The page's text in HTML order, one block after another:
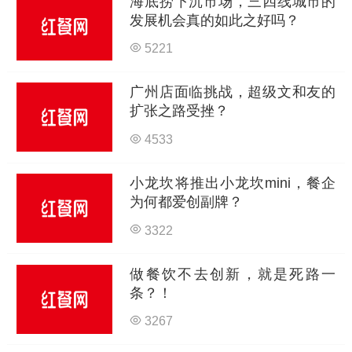
发展机会真的如此之好吗？
5221
广州店面临挑战，超级文和友的
扩张之路受挫？
4533
小龙坎将推出小龙坎mini，餐企
为何都爱创副牌？
3322
做餐饮不去创新，就是死路一
条？！
3267